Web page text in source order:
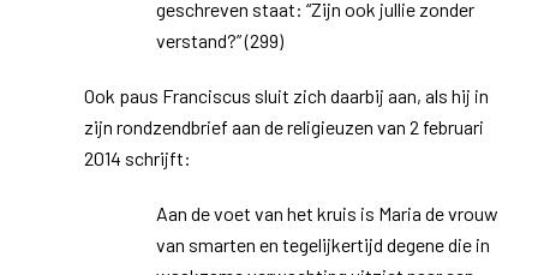
geschreven staat: “Zijn ook jullie zonder
verstand?” (299)
Ook paus Franciscus sluit zich daarbij aan, als hij in
zijn rondzendbrief aan de religieuzen van 2 februari
2014 schrijft:
Aan de voet van het kruis is Maria de vrouw
van smarten en tegelijkertijd degene die in